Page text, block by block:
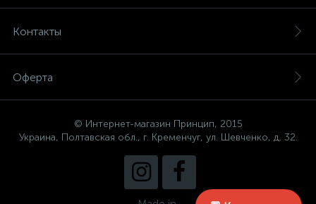
Контакты
Оферта
© Интернет-магазин Принцип, 2015
Украина, Полтавская обл., г. Кременчуг, ул. Шевченко, д. 32.